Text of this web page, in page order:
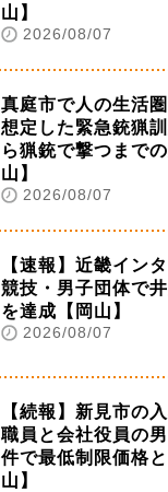
山】
2026/08/07
真庭市で人の生活
想定した緊急銃猟
ら猟銃で撃つまで
山】
2026/08/07
【速報】近畿イン
競技・男子団体で
を達成【岡山】
2026/08/07
【続報】新見市の
職員と会社役員の
件で最低制限価格
山】